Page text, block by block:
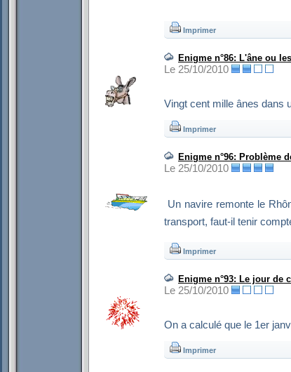
Imprimer
Enigme n°86: L'âne ou
Le 25/10/2010
Vingt cent mille ânes dans
Imprimer
Enigme n°96: Problème
Le 25/10/2010
 Un navire remonte le
transport, faut-il tenir
Imprimer
Enigme n°93: Le jour de
Le 25/10/2010
On a calculé que le 1er
Imprimer